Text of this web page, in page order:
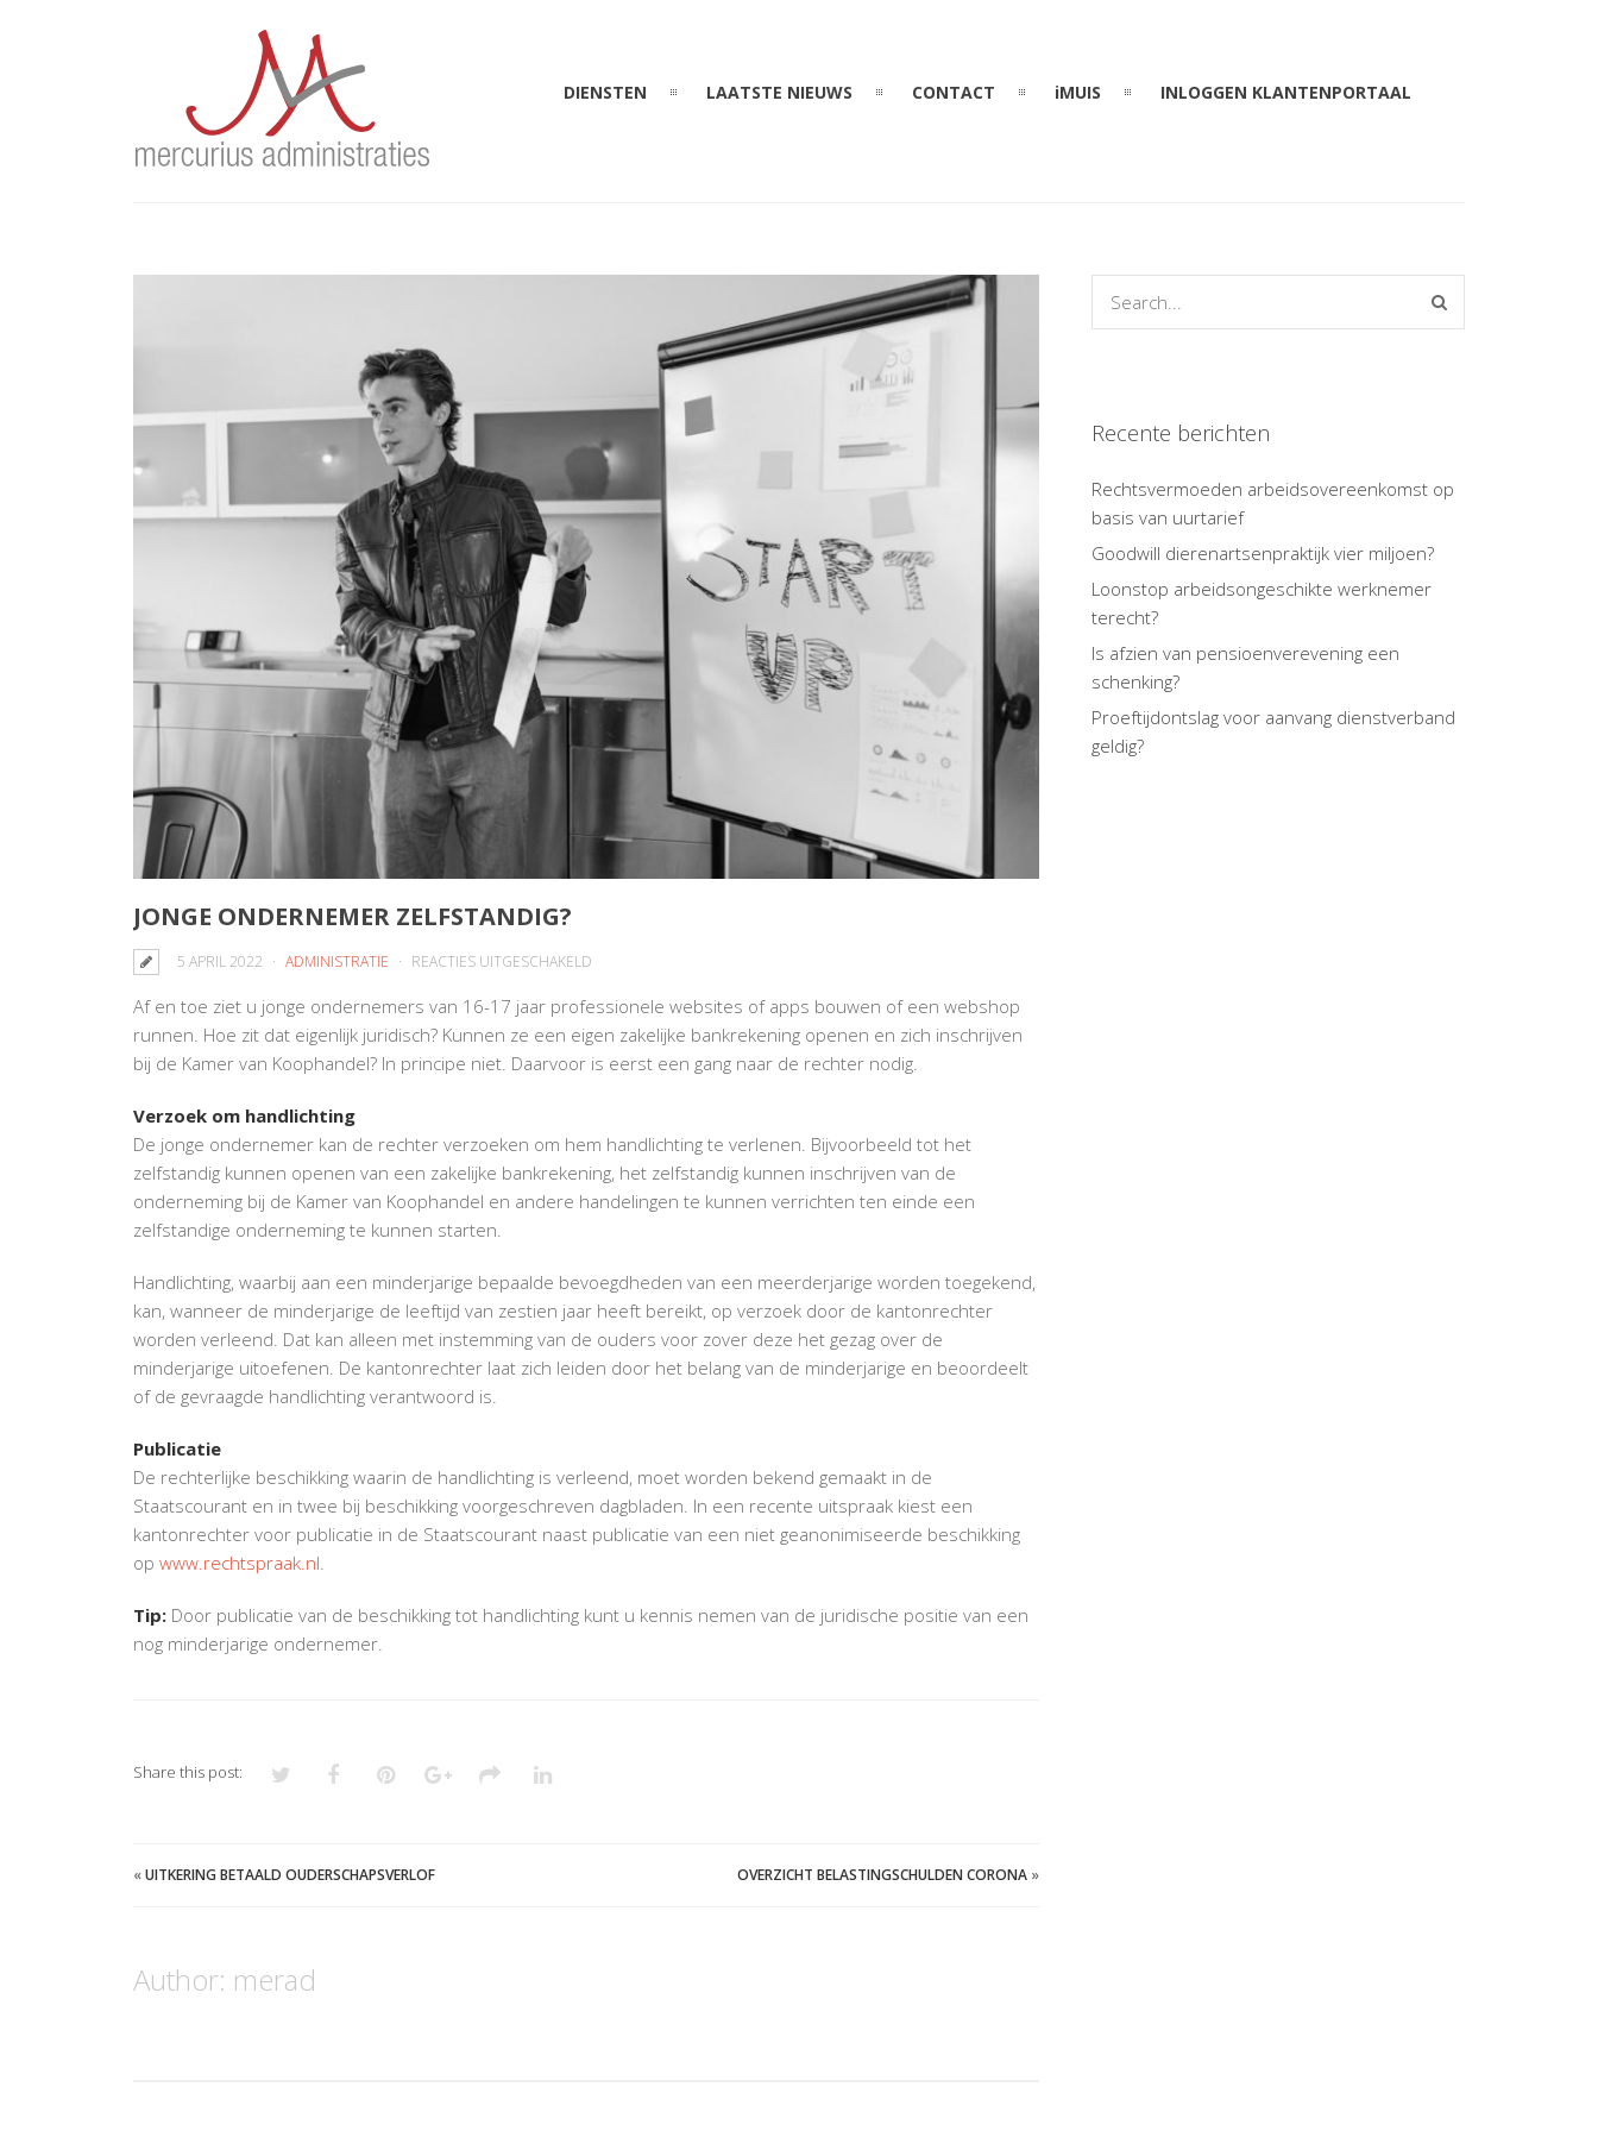
DIENSTEN LAATSTE NIEUWS CONTACT iMUIS INLOGGEN KLANTENPORTAAL
JONGE ONDERNEMER ZELFSTANDIG?
5 APRIL 2022 ADMINISTRATIE REACTIES UITGESCHAKELD
ONDERNEMER
ZELFSTANDIG?
Af en toe ziet u jonge ondernemers van 16-17 jaar professionele websites of apps bouwen of een webshop
runnen. Hoe zit dat eigenlijk juridisch? Kunnen ze een eigen zakelijke bankrekening openen en zich inschrijven
bij de Kamer van Koophandel? In principe niet. Daarvoor is eerst een gang naar de rechter nodig.
Verzoek om handlichting
De jonge ondernemer kan de rechter verzoeken om hem handlichting te verlenen. Bijvoorbeeld tot het
zelfstandig kunnen openen van een zakelijke bankrekening, het zelfstandig kunnen inschrijven van de
onderneming bij de Kamer van Koophandel en andere handelingen te kunnen verrichten ten einde een
zelfstandige onderneming te kunnen starten.
Handlichting, waarbij aan een minderjarige bepaalde bevoegdheden van een meerderjarige worden toegekend,
kan, wanneer de minderjarige de leeftijd van zestien jaar heeft bereikt, op verzoek door de kantonrechter
worden verleend. Dat kan alleen met instemming van de ouders voor zover deze het gezag over de
minderjarige uitoefenen. De kantonrechter laat zich leiden door het belang van de minderjarige en beoordeelt
of de gevraagde handlichting verantwoord is.
Publicatie
De rechterlijke beschikking waarin de handlichting is verleend, moet worden bekend gemaakt in de
Staatscourant en in twee bij beschikking voorgeschreven dagbladen. In een recente uitspraak kiest een
kantonrechter voor publicatie in de Staatscourant naast publicatie van een niet geanonimiseerde beschikking
op www.rechtspraak.nl
Tip: Door publicatie van de beschikking tot handlichting kunt u kennis nemen van de juridische positie van een
nog minderjarige ondernemer.
Share this post:
«UITKERING BETAALD OUDERSCHAPSVERLOF OVERZICHT BELASTINGSCHULDEN CORONA»
Author: merad
Recente berichten
Rechtsvermoeden arbeidsovereenkomst op
basis van uurtarief
Goodwill dierenartsenpraktijk vier miljoen?
Loonstop arbeidsongeschikte werknemer
terecht?
Is afzien van pensioenverevening een
schenking?
Proeftijdontslag voor aanvang dienstverband
geldig?